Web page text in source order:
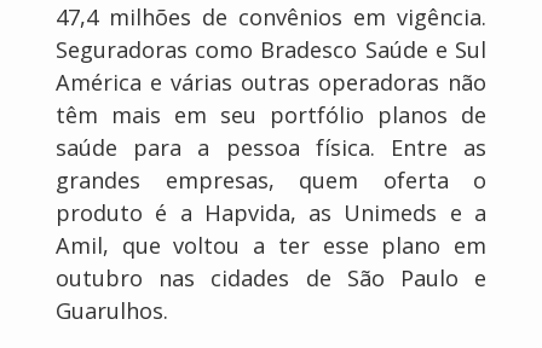
47,4 milhões de convênios em vigência.
Seguradoras como Bradesco Saúde e Sul
América e várias outras operadoras não
têm mais em seu portfólio planos de
saúde para a pessoa física. Entre as
grandes empresas, quem oferta o
produto é a Hapvida, as Unimeds e a
Amil, que voltou a ter esse plano em
outubro nas cidades de São Paulo e
Guarulhos.